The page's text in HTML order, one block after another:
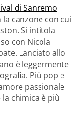
di Sanremo
canzone con cui
Si intitola
con Nicola
Lanciato allo
è leggermente
Più pop e
passionale
chimica è più